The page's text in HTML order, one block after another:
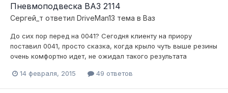
Пневмоподвеска ВАЗ 2114
Сергей_т ответил DriveMan13 тема в Ваз
До сих пор перед на 0041? Сегодня клиенту на приору
поставил 0041, просто сказка, когда крыло чуть выше резины
очень комфортно идет, не ожидал такого результата
14 февраля, 2015 49 ответов